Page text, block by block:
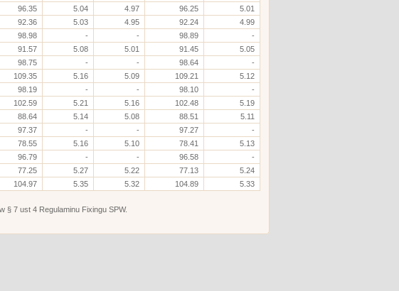
96.35 5.04 4.97 96.25
5.01
92.36 5.03 4.95 92.24
4.99
98.98 - - 98.89
-
91.57 5.08 5.01 91.45
5.05
98.75 - - 98.64
-
109.35 5.16 5.09 109.21
5.12
98.19 - - 98.10
-
102.59 5.21 5.16 102.48
5.19
88.64 5.14 5.08 88.51
5.11
97.37 - - 97.27
-
78.55 5.16 5.10 78.41
5.13
96.79 - - 96.58
-
77.25 5.27 5.22 77.13
5.24
104.97 5.35 5.32 104.89 5.33
§ 7 ust 4 Regulaminu Fixingu SPW.